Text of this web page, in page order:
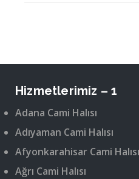
Hizmetlerimiz – 1
Adana Cami Halısı
Adıyaman Cami Halısı
Afyonkarahisar Cami Halısı
Ağrı Cami Halısı